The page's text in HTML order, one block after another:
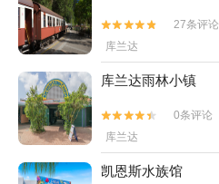


27条评论
库兰达
库兰达雨林小镇


0条评论
库兰达
凯恩斯水族馆